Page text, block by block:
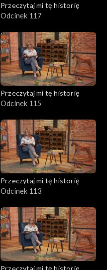
Przeczytaj mi tę historię
Odcinek 117
Przeczytaj mi tę historię
Odcinek 115
Przeczytaj mi tę historię
Odcinek 113
Przeczytaj mi tę historię